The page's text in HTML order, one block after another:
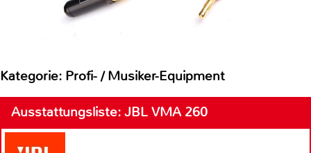
Kategorie: Profi- / Musiker-Equipment
Ausstattungsliste: JBL VMA 260